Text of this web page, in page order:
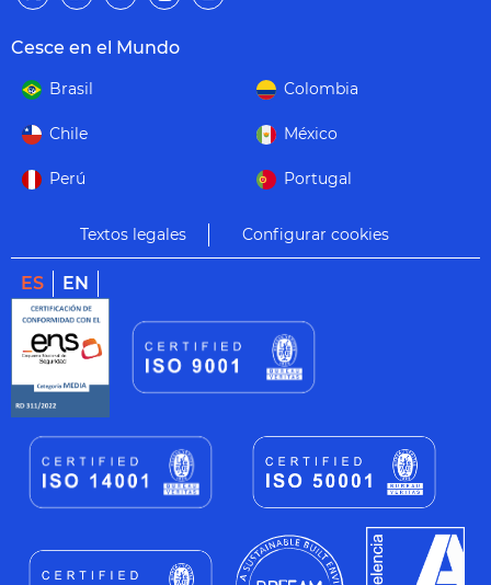
Cesce en el Mundo
Brasil Colombia
Chile México
Perú Portugal
Textos legales Configurar cookies
ES EN